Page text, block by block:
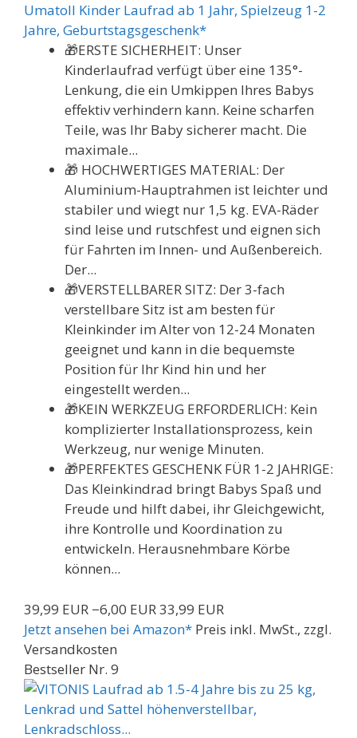
Umatoll Kinder Laufrad ab 1 Jahr, Spielzeug 1-2
Jahre, Geburtstagsgeschenk*
🎁ERSTE SICHERHEIT: Unser
Kinderlaufrad verfügt über eine 135°-
Lenkung, die ein Umkippen Ihres Babys
effektiv verhindern kann. Keine scharfen
Teile, was Ihr Baby sicherer macht. Die
maximale...
🎁 HOCHWERTIGES MATERIAL: Der
Aluminium-Hauptrahmen ist leichter und
stabiler und wiegt nur 1,5 kg. EVA-Räder
sind leise und rutschfest und eignen sich
für Fahrten im Innen- und Außenbereich.
Der...
🎁VERSTELLBARER SITZ: Der 3-fach
verstellbare Sitz ist am besten für
Kleinkinder im Alter von 12-24 Monaten
geeignet und kann in die bequemste
Position für Ihr Kind hin und her
eingestellt werden...
🎁KEIN WERKZEUG ERFORDERLICH: Kein
komplizierter Installationsprozess, kein
Werkzeug, nur wenige Minuten.
🎁PERFEKTES GESCHENK FÜR 1-2 JAHRIGE:
Das Kleinkindrad bringt Babys Spaß und
Freude und hilft dabei, ihr Gleichgewicht,
ihre Kontrolle und Koordination zu
entwickeln. Herausnehmbare Körbe
können...
39,99 EUR −6,00 EUR33,99 EUR
Jetzt ansehen bei Amazon* Preis inkl. MwSt., zzgl.
Versandkosten
Bestseller Nr. 9